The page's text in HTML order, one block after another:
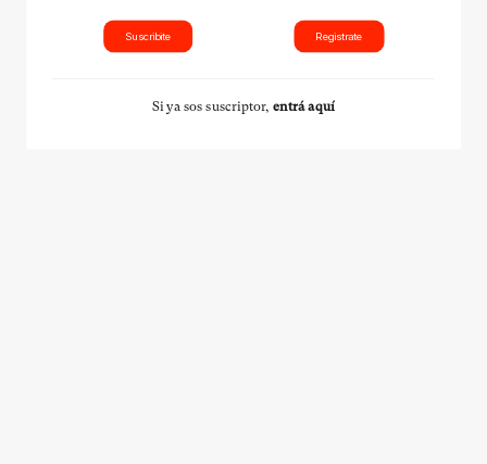
Suscribite Registrate
Si ya sos suscriptor, entrá aquí